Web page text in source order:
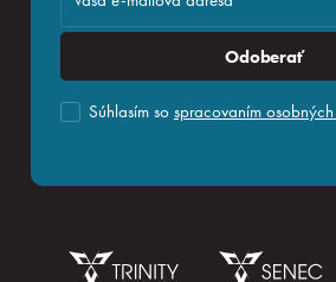
Odoberať
Súhlasím so spracovaním